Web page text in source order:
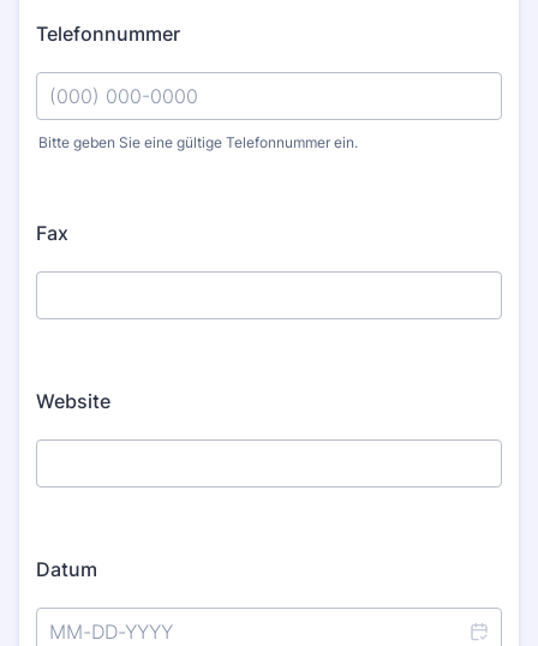
Telefonnummer
Bitte geben Sie eine gültige Telefonnummer ein.
Fax
Website
Datum